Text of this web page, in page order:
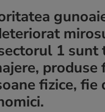
1 sunt
produse
fizice, fie